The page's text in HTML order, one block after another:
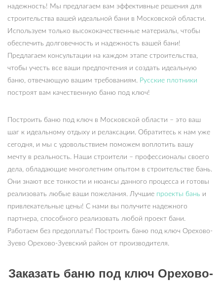
надежность! Мы предлагаем вам эффективные решения для
строительства вашей идеальной бани в Московской области.
Используем только высококачественные материалы, чтобы
обеспечить долговечность и надежность вашей бани!
Предлагаем консультации на каждом этапе строительства,
чтобы учесть все ваши предпочтения и создать идеальную
баню, отвечающую вашим требованиям. Русские плотники
построят вам качественную баню под ключ!
Построить баню под ключ в Московской области – это ваш
шаг к идеальному отдыху и релаксации. Обратитесь к нам уже
сегодня, и мы с удовольствием поможем воплотить вашу
мечту в реальность. Наши строители – профессионалы своего
дела, обладающие многолетним опытом в строительстве бань.
Они знают все тонкости и нюансы данного процесса и готовы
реализовать любые ваши пожелания. Лучшие проекты бань и
привлекательные цены! С нами вы получите надежного
партнера, способного реализовать любой проект бани.
Работаем без предоплаты! Построить баню под ключ Орехово-
Зуево Орехово-Зуевский район от производителя.
Заказать баню под ключ Орехово-